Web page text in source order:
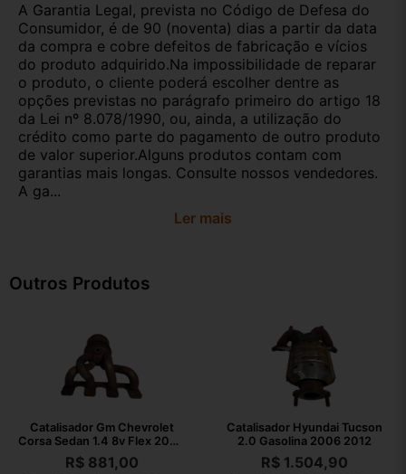
A Garantia Legal, prevista no Código de Defesa do
Consumidor, é de 90 (noventa) dias a partir da data
da compra e cobre defeitos de fabricação e vícios
do produto adquirido.Na impossibilidade de reparar
o produto, o cliente poderá escolher dentre as
opções previstas no parágrafo primeiro do artigo 18
da Lei nº 8.078/1990, ou, ainda, a utilização do
crédito como parte do pagamento de outro produto
de valor superior.Alguns produtos contam com
garantias mais longas. Consulte nossos vendedores.
A ga...
Ler mais
Outros Produtos
Catalisador Gm Chevrolet
Corsa Sedan 1.4 8v Flex 2007
2008
R$881,00
Catalisador Hyundai Tucson
2.0 Gasolina 2006 2012
R$ 1.504,90